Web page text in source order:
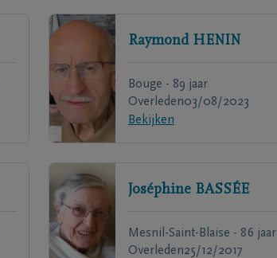
Raymond HENIN
Bouge - 89 jaar
Overleden03/08/2023
Bekijken
Joséphine BASSÉE
Mesnil-Saint-Blaise - 86 jaar
Overleden25/12/2017